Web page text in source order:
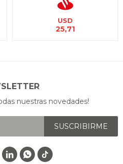
USD
25,71
nuestras novedades!
SUSCRIBIRME
 